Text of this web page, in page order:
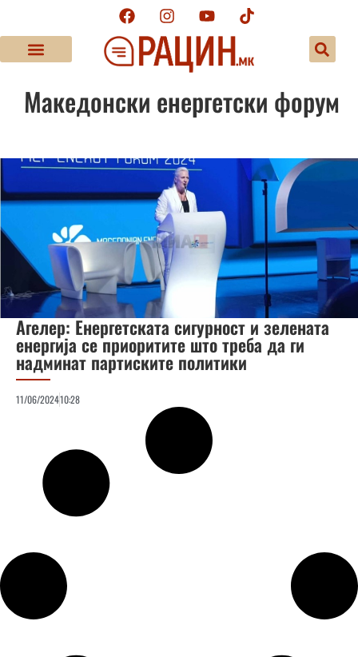
Македонски енергетски форум
Агелер: Енергетската сигурност и зелената
енергија се приоритите што треба да ги
надминат партиските политики
11/06/202410:28